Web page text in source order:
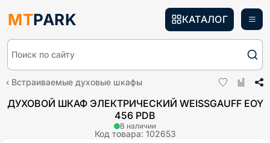
MTPARK
Поиск по сайту
КАТАЛОГ
Встраиваемые духовые шкафы
ДУХОВОЙ ШКАФ ЭЛЕКТРИЧЕСКИЙ WEISSGAUFF EOY
456 PDB
Код товара: 102653
В наличии